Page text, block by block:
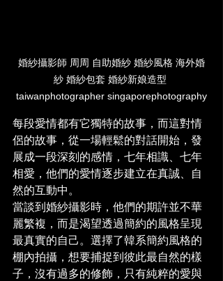
婚紗攝影師 周周 自助婚紗 婚紗風格 海外婚
紗 婚紗包套 婚紗新娘造型
taiwanphotographer singaporephotography
每段愛情都有它獨特的故事，而這對情
侶的故事，從一場輕鬆的對話開始，發
展成一段深刻的感情，七年相識、七年
相愛，他們的愛情逐步建立在真誠、自
然的互動中。
當談到婚紗攝影時，他們的期許並不華
麗繁複，而是渴望透過簡約的風格呈現
最真實的自己。選擇了韓系簡約風格的
棚內拍攝，想要捕捉到彼此最自然的樣
子，沒有過多的修飾，只有純粹的愛與